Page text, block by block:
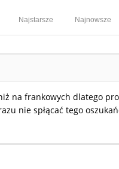
Najnowsze
Najstarsze
na frankowych dlatego
nie spłącać tego